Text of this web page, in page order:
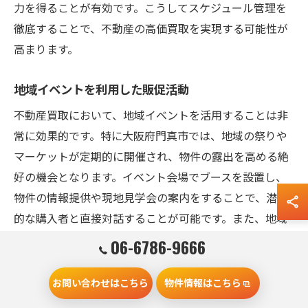
力を得ることが有効です。こうしてスケジュール管理を
徹底することで、不動産の高価買取を実現する可能性が
高まります。
地域イベントを利用した販促活動
不動産買取において、地域イベントを活用することは非
常に効果的です。特に大阪府門真市では、地域の祭りや
マーケットが定期的に開催され、物件の露出を高める絶
好の機会となります。イベント会場でブースを設置し、
物件の情報提供や現地見学会の案内をすることで、潜在
的な購入者と直接対話することが可能です。また、地域
に密着した活動は、住民との信頼関係を築く上で重要で
あり、結果として買取価格にも良い影響を及ぼします。
こうした戦略を駆使することで、地域特性を最大限に活
かし、不動産買取の成功を目指しましょう。
06-6786-9666
お問い合わせはこちら 物件情報はこちら